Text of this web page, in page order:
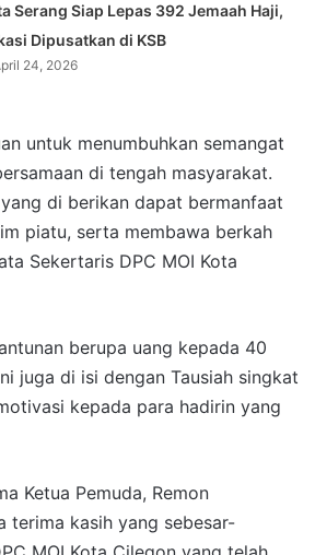
Serang Siap Lepas 392 Jemaah Haji,
Dipusatkan di KSB
24, 2026
untuk menumbuhkan semangat
di tengah masyarakat.
di berikan dapat bermanfaat
piatu, serta membawa berkah
Sekertaris DPC MOI Kota
berupa uang kepada 40
juga di isi dengan Tausiah singkat
kepada para hadirin yang
Ketua Pemuda, Remon
terima kasih yang sebesar-